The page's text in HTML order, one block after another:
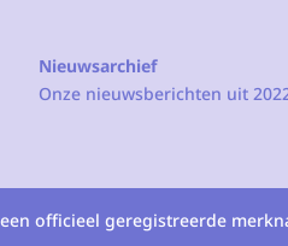
Nieuwsarchief
Onze nieuwsberichten uit
officieel geregistreerde